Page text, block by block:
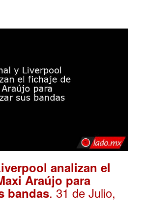
analizan el
Araújo para
bandas. 31 de Julio,